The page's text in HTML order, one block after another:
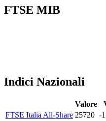
FTSE MIB
Indici Nazionali
Valore
FTSE Italia All-Share 25720 -